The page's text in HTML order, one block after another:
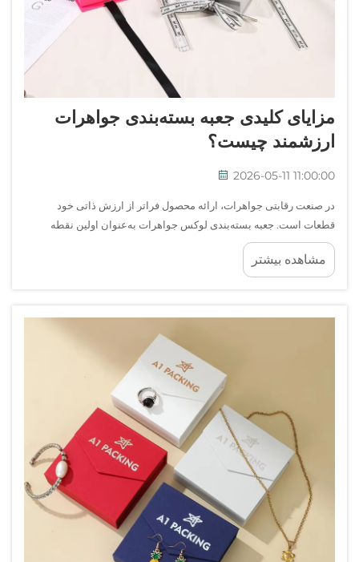
مزایای کلیدی جعبه بسته‌بندی جواهرات
ارزشمند چیست؟
2026-05-11 11:00:00
در صنعت رقابتی جواهرات، ارائه محصول فراتر از ارزش ذاتی خود
قطعات است. جعبه بسته‌بندی لوکس جواهرات به‌عنوان اولین نقطه
تماس حیاتی بین برند شما و مشتری عمل می‌کند و تأثیر ماندگاری در ذهن
مشتری ایجاد می‌کند...
مشاهده بیشتر